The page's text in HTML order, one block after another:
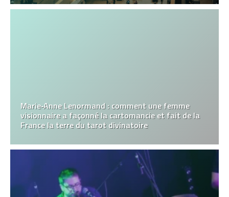
Marie‑Anne Lenormand : comment une femme
visionnaire a façonné la cartomancie et fait de la
France la terre du tarot divinatoire